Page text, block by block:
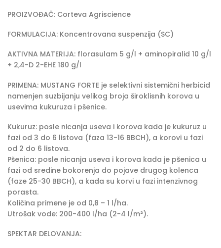
PROIZVOĐAČ: Corteva Agriscience
FORMULACIJA: Koncentrovana suspenzija (SC)
AKTIVNA MATERIJA: florasulam 5 g/l + aminopiralid 10 g/l
+ 2,4-D 2-EHE 180 g/l
PRIMENA: MUSTANG FORTE je selektivni sistemični herbicid
namenjen suzbijanju velikog broja široklisnih korova u
usevima kukuruza i pšenice.
Kukuruz: posle nicanja useva i korova kada je kukuruz u
fazi od 3 do 6 listova (faza 13-16 BBCH), a korovi u fazi
od 2 do 6 listova.
Pšenica: posle nicanja useva i korova kada je pšenica u
fazi od sredine bokorenja do pojave drugog kolenca
(faze 25-30 BBCH), a kada su korvi u fazi intenzivnog
porasta.
Količina primene je od 0,8 – 1 l/ha.
Utrošak vode: 200-400 l/ha (2-4 l/m²).
SPEKTAR DELOVANJA: